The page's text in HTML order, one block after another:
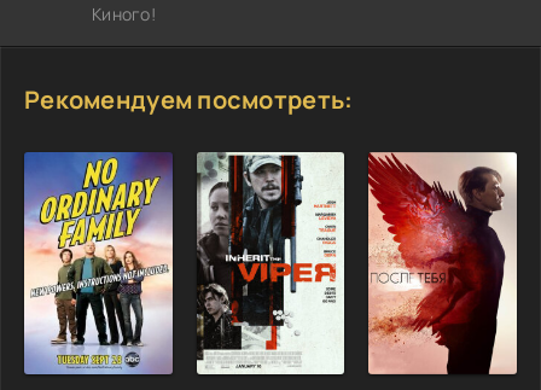
Киного!
Рекомендуем посмотреть: